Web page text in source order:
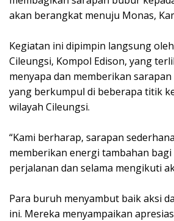
akan berangkat menuju Monas,
Kegiatan ini dipimpin langsung
Cileungsi, Kompol Edison, yang
menyapa dan memberikan
yang berkumpul di beberapa titik
wilayah Cileungsi.
“Kami berharap, sarapan
memberikan energi tambahan bagi
perjalanan dan selama mengikuti
Para buruh menyambut baik aksi
ini. Mereka menyampaikan